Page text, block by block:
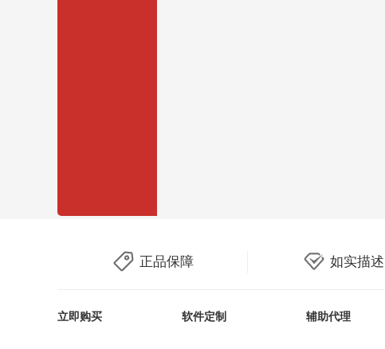
正品保障 如实描述
立即购买 软件定制 辅助代理